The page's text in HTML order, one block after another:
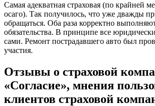
Самая адекватная страховая (по крайней
осаго). Так получилось, что уже дважды
обращаться. Оба раза корректно
обязательства. В принципе все
сами. Ремонт пострадавшего авто был
участия.
Отзывы о страховой
«Согласие», мнения
клиентов страховой